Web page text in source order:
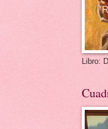
Libro: